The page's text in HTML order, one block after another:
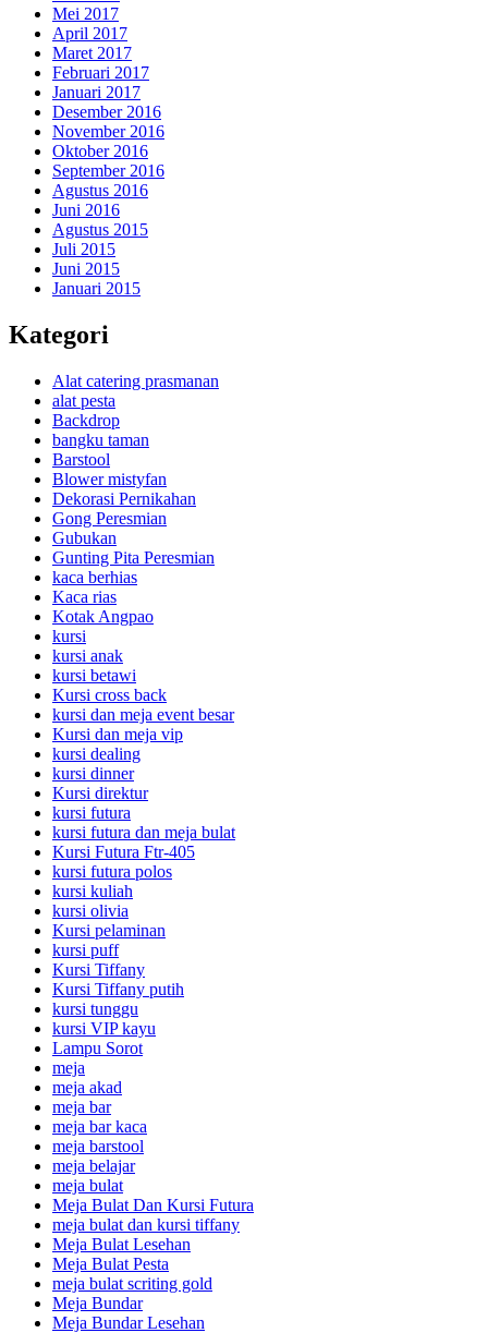
Mei 2017
April 2017
Maret 2017
Februari 2017
Januari 2017
Desember 2016
November 2016
Oktober 2016
September 2016
Agustus 2016
Juni 2016
Agustus 2015
Juli 2015
Juni 2015
Januari 2015
Kategori
Alat catering prasmanan
alat pesta
Backdrop
bangku taman
Barstool
Blower mistyfan
Dekorasi Pernikahan
Gong Peresmian
Gubukan
Gunting Pita Peresmian
kaca berhias
Kaca rias
Kotak Angpao
kursi
kursi anak
kursi betawi
Kursi cross back
kursi dan meja event besar
Kursi dan meja vip
kursi dealing
kursi dinner
Kursi direktur
kursi futura
kursi futura dan meja bulat
Kursi Futura Ftr-405
kursi futura polos
kursi kuliah
kursi olivia
Kursi pelaminan
kursi puff
Kursi Tiffany
Kursi Tiffany putih
kursi tunggu
kursi VIP kayu
Lampu Sorot
meja
meja akad
meja bar
meja bar kaca
meja barstool
meja belajar
meja bulat
Meja Bulat Dan Kursi Futura
meja bulat dan kursi tiffany
Meja Bulat Lesehan
Meja Bulat Pesta
meja bulat scriting gold
Meja Bundar
Meja Bundar Lesehan